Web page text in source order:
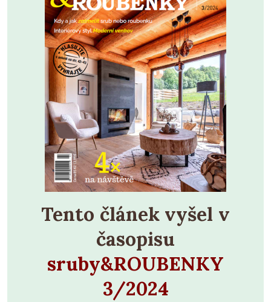
Tento článek vyšel v
časopisu
sruby&ROUBENKY
3/2024